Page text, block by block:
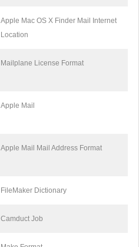
Apple Mac OS X Finder Mail Internet
Location
Mailplane License Format
Apple Mail
Apple Mail Mail Address Format
FileMaker Dictionary
Camduct Job